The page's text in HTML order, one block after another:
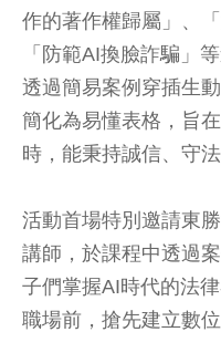
作的著作權歸屬」、
「防範AI換臉詐騙」
透過簡易案例穿插生
簡化為易懂表格，旨
時，能秉持誠信、守法
活動首場特別邀請東
講師，於課程中透過
子們掌握AI時代的法
職場前，搶先建立數